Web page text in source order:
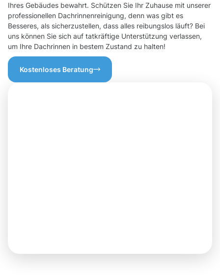
Ihres Gebäudes bewahrt. Schützen Sie Ihr Zuhause mit unserer
professionellen Dachrinnenreinigung, denn was gibt es
Besseres, als sicherzustellen, dass alles reibungslos läuft? Bei
uns können Sie sich auf tatkräftige Unterstützung verlassen,
um Ihre Dachrinnen in bestem Zustand zu halten!
Kostenloses Beratung